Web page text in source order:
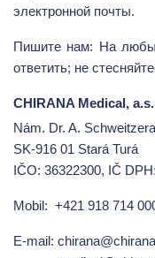
электронной почты.
Пишите нам: На
ответить; не
CHIRANA Medical, a.s.
Nám. Dr. A.
SK-916 01 Stará Turá
IČO: 36322300, IČ
Mobil: +421 918 714
E-mail: